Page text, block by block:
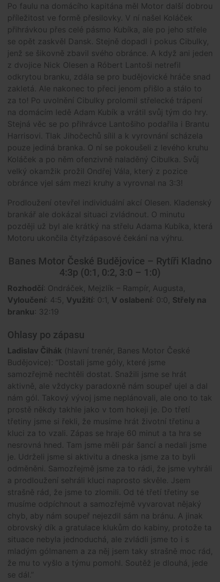
Po faulu na domácího kapitána měl Motor další dobrou
příležitost ve formě přesilovky. V ní našel Koláček
přihrávkou přes celé pásmo Kubíka, ale po jeho střele
se opět zaskvěl Dansk. Stejně dopadl i pokus Cibulky,
jenž se šikovně zbavil svého obránce. A když ani jeden
z dvojice Nick Olesen a Róbert Lantoši netrefil
odkrytou branku, zdála se pro budějovické hráče snad
zakletá. Ale nakonec to přeci jenom přišlo a stálo to
za to! Po uvolnění Cibulky prolomil střelecké trápení
na domácím ledě Adam Kubík a vrátil svůj tým do hry.
Stejná věc se po přihrávce Lantošiho podařila i Brantu
Harrisovi. Tlak Jihočechů sílil a k vyrovnání scházela
pouze jediná branka. O ní se pokoušeli z levého kruhu
Koláček a po něm ofenzivně naladěný Cibulka. Svůj
velký okamžik prožil Ondřej Vála, který z pozice
obránce vjel sám mezi kruhy a vyrovnal na 3:3!
Prodloužení otevřel individuální akcí Olesen. Kladenský
brankář ale dokázal situaci zvládnout. O minutu
později už byl ale krátký na střelu Adama Kubíka, která
Motoru ukončila čtyřzápasové čekání na výhru.
Banes Motor České Budějovice – Rytíři Kladno
4:3p (0:1, 0:2, 3:0 – 1:0)
Rozhodčí: Ondráček, Mejzlík – Rampír, Augusta,
Vyloučení: 4:5, Využití: 0:1, V oslabení: 0:0, Střely na
branku: 32:19
Ohlasy po zápasu
Ladislav Čihák (hlavní trenér, Banes Motor České
Budějovice): “Dostali jsme góly, které jsme
samozřejmě nechtěli dostat. Snažili jsme se hrát
aktivně, ale vždycky paradoxně nám soupeř ujel a dal
nám gól. Takový vývoj jsme neplánovali, ale ono to tak
prostě někdy takhle jako v tom hokeji je. Do třetí
třetiny jsme si řekli, že musíme hrát životní třetinu a
kluci za to vzali. Zápas se hraje 60 minut a ta hra se
nesrovná hned. Tam jsme měli pár šancí a nedali jsme
je. Udrželi jsme si aktivitu a dneska jsme za to byli
odměněni. Samozřejmě jsme za to rádi, že jsme vyhráli
a prodloužení sehráli kluci naprosto skvěle. Jsem
strašně rád, že jsme to zlomili. Od té třetí třetiny se
musíme odpíchnout a samozřejmě vyvarovat nějaký
chyb, aby nám soupeř nejezdil sám na bránu. A jinak
obrovský dík a gratulace klukům do kabiny, protože ta
situace nebyla jednoduchá, ale zvládli jsme to i s
mladým gólmanem a za něj jsem taky strašně moc rád,
že mu to vyšlo a týmu pomohl. Soutěž je dlouhá, jede
se dál.”